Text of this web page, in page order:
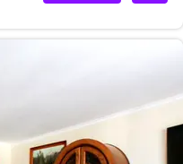
прибудинкова
паркінг, напівпідземний
ринок, ТЦ
лікарні, відділення пош...